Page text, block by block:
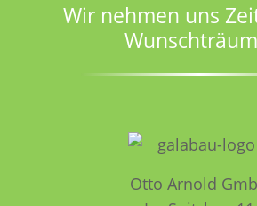
Wir nehmen uns
Otto Arnold